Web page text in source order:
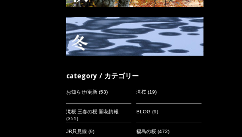
category / カテゴリー
お知らせ/更新 (53) 滝桜 (19)
滝桜 三春の桜 開花情報
(351)
BLOG (9)
JR只見線 (9) 福島の桜 (472)